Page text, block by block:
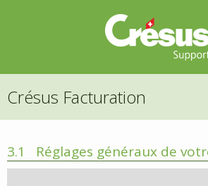
Crésus Facturation
3.1 Réglages généraux de